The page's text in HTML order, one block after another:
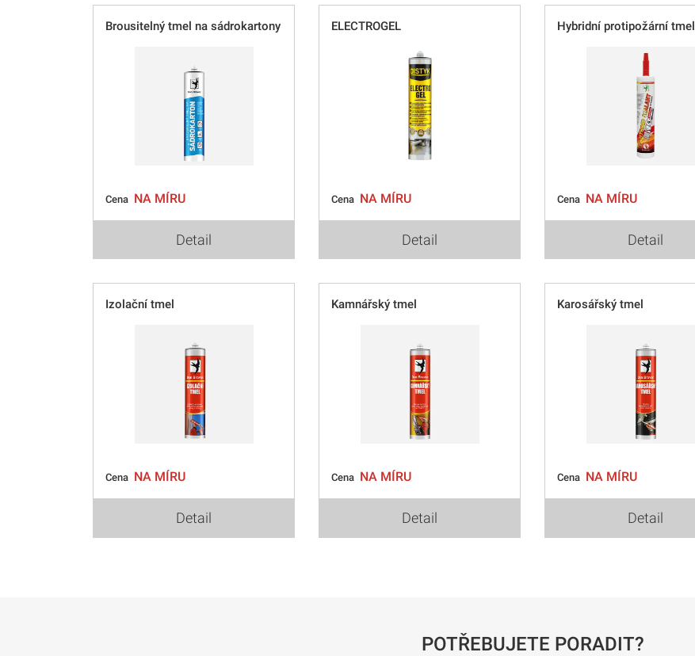
Brousitelný tmel na sádrokartony
Cena NA MÍRU
Detail
ELECTROGEL
Cena NA MÍRU
Detail
Hybridní protipožární tmel
Cena NA MÍRU
Detail
Izolační tmel
Cena NA MÍRU
Detail
Kamnářský tmel
Cena NA MÍRU
Detail
Karosářský tmel
Cena NA MÍRU
Detail
POTŘEBUJETE PORADIT?